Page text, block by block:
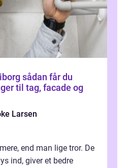
får du
til tag, facade og
Larsen
end man lige tror. De
ind, giver et bedre